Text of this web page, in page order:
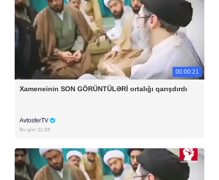
00:00:21
Xameneinin SON GÖRÜNTÜLƏRİ ortalığı qarışdırdı
AvtosferTV
Bu gün 11:58